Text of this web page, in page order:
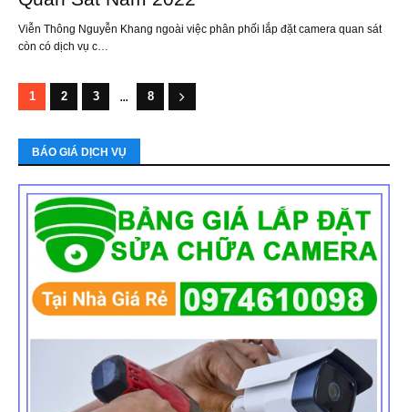
Viễn Thông Nguyễn Khang ngoài việc phân phối lắp đặt camera quan sát
còn có dịch vụ c…
1 2 3 ... 8
BÁO GIÁ DỊCH VỤ